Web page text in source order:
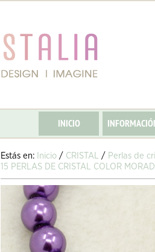
INICIO
Estás en: Inicio / CRISTAL / Perlas de
15 PERLAS DE CRISTAL COLOR